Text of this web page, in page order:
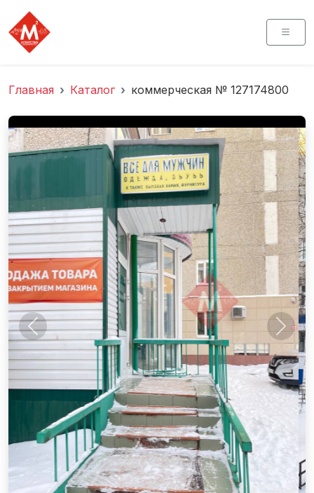
Главная Каталог коммерческая № 127174800
Предыдущее